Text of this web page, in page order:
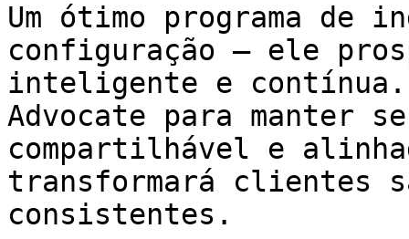
Um ótimo programa de
configuração — ele
inteligente e contínua.
Advocate para manter
compartilhável e
transformará clientes
consistentes.